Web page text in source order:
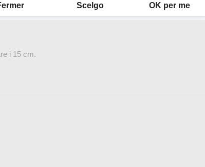
Scelgo OK per me
sull’asse per garantire un sostegno ottimale del manto (fino
i 15 cm.